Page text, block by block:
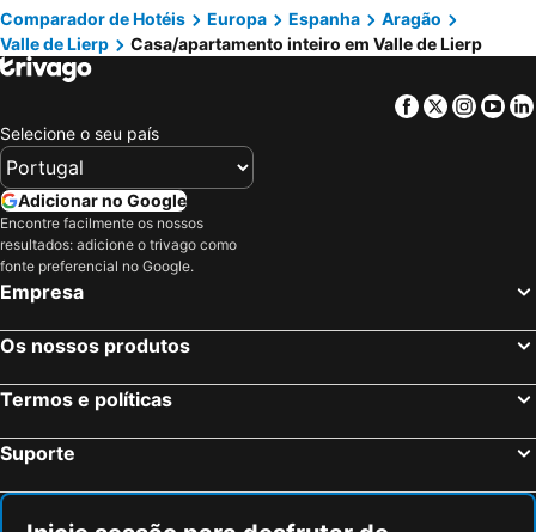
Comparador de Hotéis Europa Espanha
Aragão
Valle de Lierp
Casa/apartamento inteiro em Valle de Lierp
Facebook
Twitter
Selecione o seu país
Adicionar no Google
Encontre facilmente os nossos
resultados: adicione o trivago como
fonte preferencial no Google.
Empresa
Os nossos produtos
Termos e políticas
Suporte